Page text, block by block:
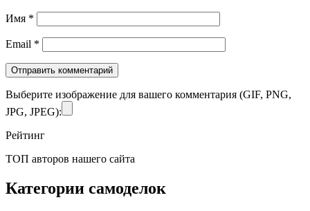
Имя *
Email *
Выберите изображение для вашего комментария (GIF, PNG,
JPG, JPEG):
Рейтинг
ТОП авторов нашего сайта
Категории самоделок